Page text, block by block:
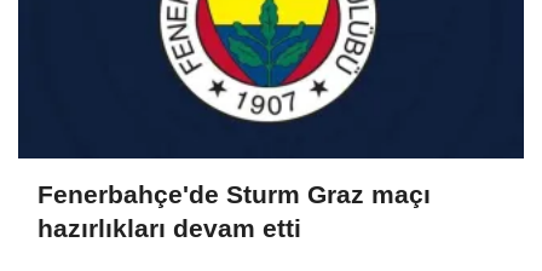
Fenerbahçe'de Sturm Graz maçı
hazırlıkları devam etti